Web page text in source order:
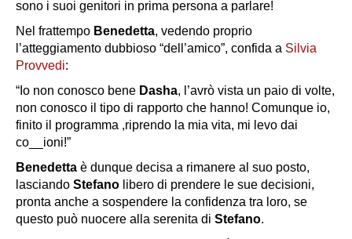
sono i suoi genitori in prima persona a parlare!
Nel frattempo Benedetta, vedendo proprio
l’atteggiamento dubbioso “dell’amico”, confida a Silvia
Provvedi:
“Io non conosco bene Dasha, l’avrò vista un paio di volte,
non conosco il tipo di rapporto che hanno! Comunque io,
finito il programma ,riprendo la mia vita, mi levo dai
co__ioni!”
Benedetta è dunque decisa a rimanere al suo posto,
lasciando Stefano libero di prendere le sue decisioni,
pronta anche a sospendere la confidenza tra loro, se
questo può nuocere alla serenita di Stefano.